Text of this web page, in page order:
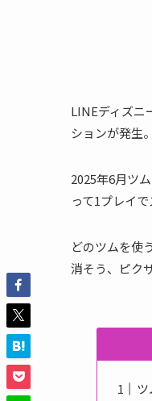
LINEディズニ
ションが発生。
2025年6月ツ
って1プレイ
どのツムを使
消そう、ピク